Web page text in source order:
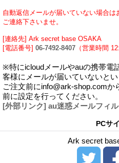
自動返信メールが届いていない場合
ご連絡下さいませ。
[連絡先] Ark secret base OSAKA
[電話番号] 06-7492-8407 （営業時間
※特にicloudメールやauの携帯電
客様にメールが届いていないと
ご注文前にinfo@ark-shop.com
前に設定を行ってください。
[外部リンク] au迷惑メールフィ
PCサ
Ark secret